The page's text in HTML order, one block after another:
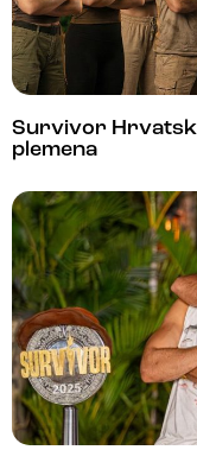
Survivor
plemena